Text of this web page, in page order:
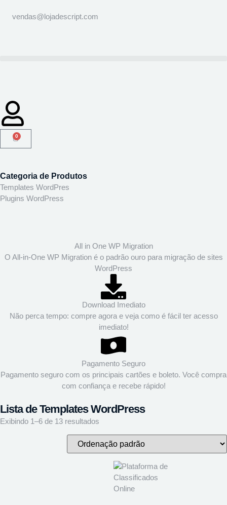
vendas@lojadescript.com
0
Categoria de Produtos
Templates WordPres
Plugins WordPress
All in One WP Migration
O All-in-One WP Migration é o padrão ouro para migração de sites
WordPress
Download Imediato
Não perca tempo: compre agora e veja como é fácil ter acesso
imediato!
Pagamento Seguro
Pagamento seguro com os principais cartões e boleto. Você compra
com confiança e recebe rápido!
Lista de Templates WordPress
Exibindo 1–6 de 13 resultados